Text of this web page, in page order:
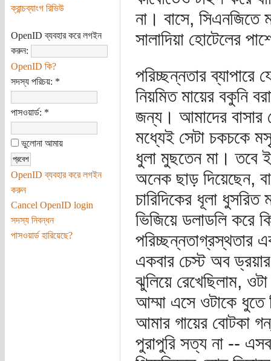
ক্রান্চব্যাংগ রিভিউ
OpenID ব্যবহার করে লগইন
করুন:
OpenID কি?
সদস্য পরিচয়: *
পাসওয়ার্ড: *
ভুলোনা আমায়
OpenID ব্যবহার করে লগইন
করুন
Cancel OpenID login
সদস্য নিবন্ধন
পাসওয়ার্ড হারিয়েছে?
না। বাসে, সিএনজিতে
সালাদিয়া হোটেলের
পরিচ্ছন্নতার
নিয়মিত মায়ের বকুনি
জন্য। আমাদের বাসার
মধ্যেই সেটা চকচকে
ধুলা মুছতেন মা। তবে
অনেক ছাড় দিয়েছেন,
চারিদিকের ধূলা
ভিজিয়ে ডলাডলি করে
পরিচ্ছন্নতাগ্রস্থতার
একবার চেস্ট অব ড্রয়ার
ঝুলিয়ে রেখেছিলাম,
আম্মা এসে ওটাকে ধুতে
আমার গায়ের বোটকা
পুরাপুরি সত্য না --